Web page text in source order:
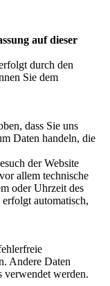
auf dieser
durch den
Sie dem
dass Sie uns
Daten handeln, die
der Website
allem technische
oder Uhrzeit des
automatisch,
Andere Daten
verwendet werden.